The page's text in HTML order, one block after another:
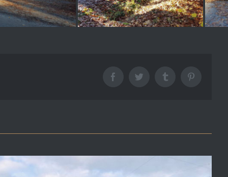
FacebookTwitter TumblrPinterest